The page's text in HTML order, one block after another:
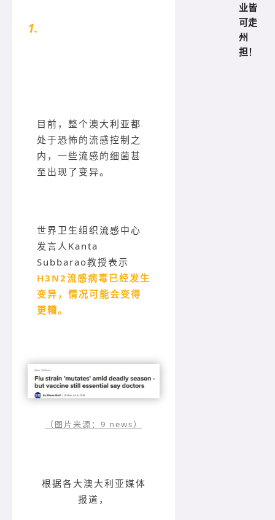
1.
目前，整个澳大利亚都
处于恐怖的流感控制之
内，一些流感的细菌甚
至出现了变异。
世界卫生组织流感中心
发言人Kanta
Subbarao教授表示
H3N2流感病毒已经发生
变异，情况可能会变得
更糟。
（图片来源：9 news）
根据各大澳大利亚媒体
报道，
业皆
可走
州
担！